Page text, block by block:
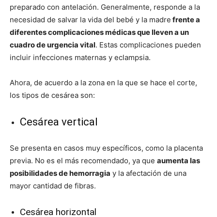
preparado con antelación. Generalmente, responde a la
necesidad de salvar la vida del bebé y la madre frente a
diferentes complicaciones médicas que lleven a un
cuadro de urgencia vital. Estas complicaciones pueden
incluir infecciones maternas y eclampsia.
Ahora, de acuerdo a la zona en la que se hace el corte,
los tipos de cesárea son:
Cesárea vertical
Se presenta en casos muy específicos, como la placenta
previa. No es el más recomendado, ya que aumenta las
posibilidades de hemorragia y la afectación de una
mayor cantidad de fibras.
Cesárea horizontal